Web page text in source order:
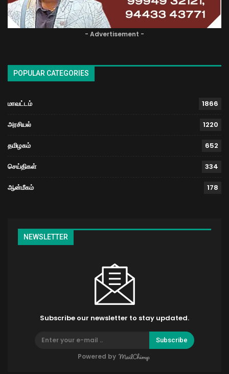
- Advertisement -
POPULAR CATEGORIES
மாவட்டம் 1866
அரசியல் 1220
தமிழகம் 652
செய்திகள் 334
ஆன்மீகம் 178
NEWSLETTER
Subscribe our newsletter to stay updated.
Subscribe
Powered by